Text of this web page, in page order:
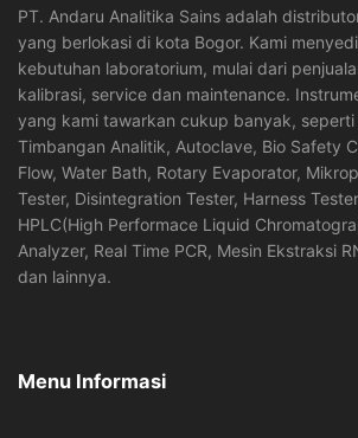
PT. Andaru Analitika Sains adalah
yang berlokasi di kota Bogor. Kami
kebutuhan laboratorium, mulai dari
kalibrasi, service dan maintenance.
yang kami tawarkan cukup banyak, seperti
Timbangan Analitik, Autoclave, Bio Safety
Flow, Water Bath, Rotary Evaporator,
Tester, Disintegration Tester, Harness
HPLC(High Performace Liquid
Analyzer, Real Time PCR, Mesin Ekstraksi
dan lainnya.
Menu Informasi